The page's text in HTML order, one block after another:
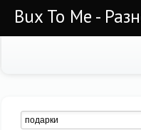
Bux To Me -